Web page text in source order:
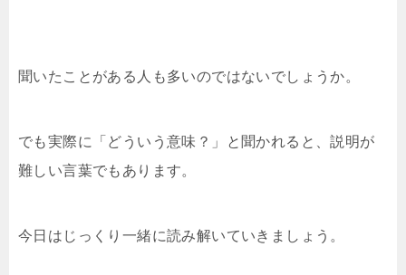
聞いたことがある人も多いのではないでしょうか。
でも実際に「どういう意味？」と聞かれると、説明が
難しい言葉でもあります。
今日はじっくり一緒に読み解いていきましょう。